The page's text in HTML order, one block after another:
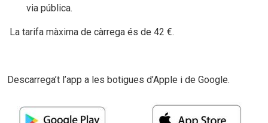
via pública.
La tarifa màxima de càrrega és de 42 €.
Descarrega’t l’app a les botigues d’Apple i de Google.